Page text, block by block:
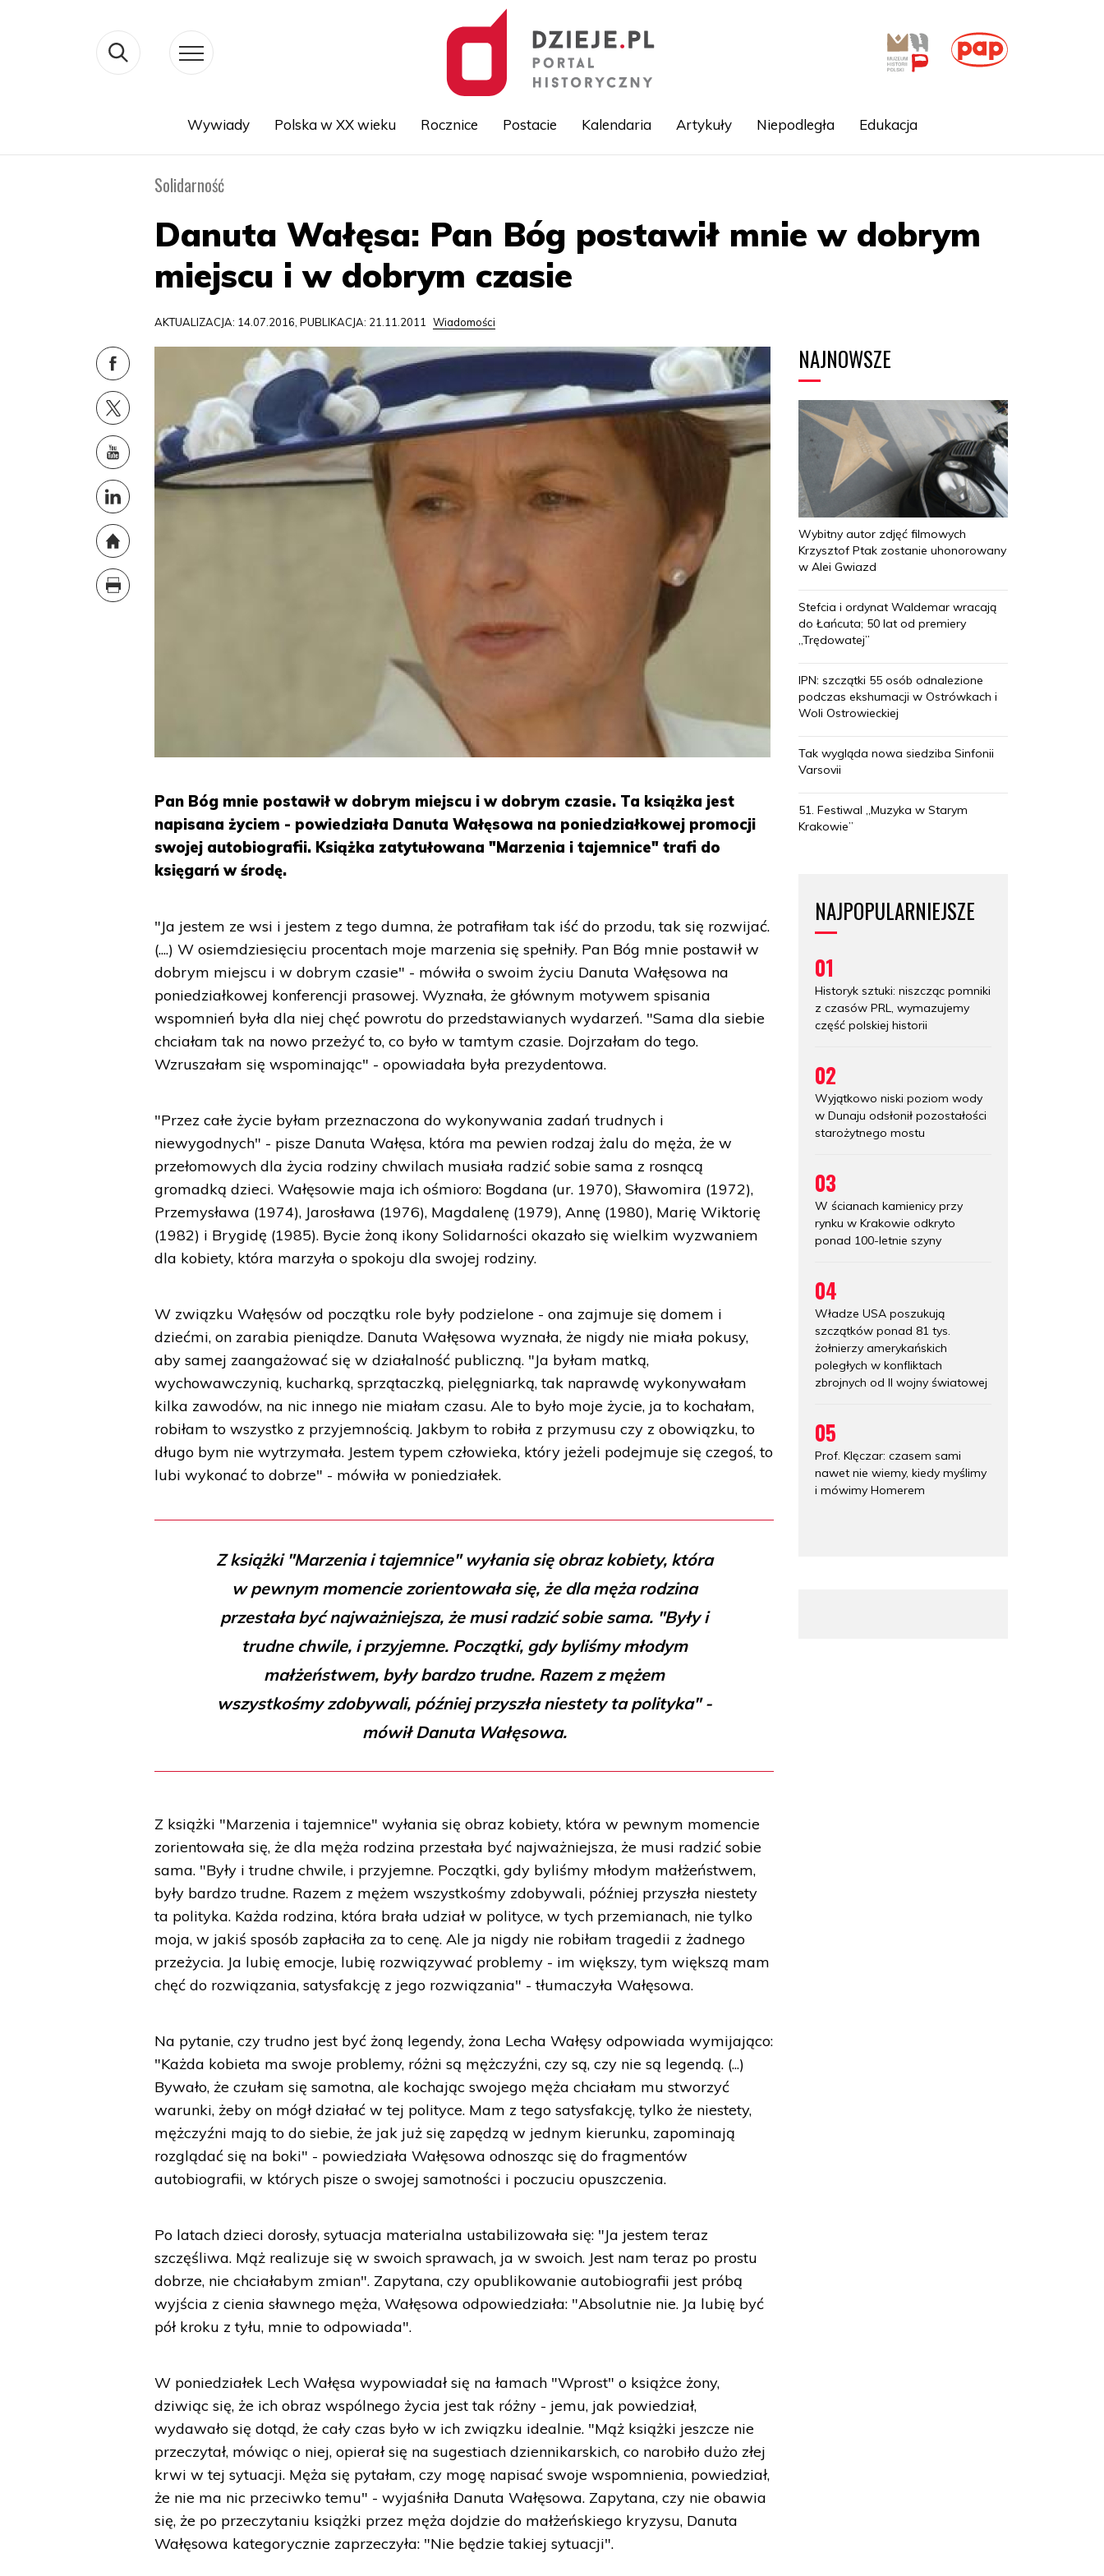
Wywiady Polska w XX wieku Rocznice Postacie Kalendaria Artykuły Niepodległa Edukacja
Solidarność
Danuta Wałęsa: Pan Bóg postawił mnie w dobrym
miejscu i w dobrym czasie
AKTUALIZACJA: 14.07.2016, PUBLIKACJA: 21.11.2011 Wiadomości
Pan Bóg mnie postawił w dobrym miejscu i w dobrym czasie. Ta książka jest
napisana życiem - powiedziała Danuta Wałęsowa na poniedziałkowej promocji
swojej autobiografii. Książka zatytułowana "Marzenia i tajemnice" trafi do
księgarń w środę.
"Ja jestem ze wsi i jestem z tego dumna, że potrafiłam tak iść do przodu, tak się rozwijać.
(....) W osiemdziesięciu procentach moje marzenia się spełniły. Pan Bóg mnie postawił w
dobrym miejscu i w dobrym czasie" - mówiła o swoim życiu Danuta Wałęsowa na
poniedziałkowej konferencji prasowej. Wyznała, że głównym motywem spisania
wspomnień była dla niej chęć powrotu do przedstawianych wydarzeń. "Sama dla siebie
chciałam tak na nowo przeżyć to, co było w tamtym czasie. Dojrzałam do tego.
Wzruszałam się wspominając" - opowiadała była prezydentowa.
"Przez całe życie byłam przeznaczona do wykonywania zadań trudnych i
niewygodnych" - pisze Danuta Wałęsa, która ma pewien rodzaj żalu do męża, że w
przełomowych dla życia rodziny chwilach musiała radzić sobie sama z rosnącą
gromadką dzieci. Wałęsowie maja ich ośmioro: Bogdana (ur. 1970), Sławomira (1972),
Przemysława (1974), Jarosława (1976), Magdalenę (1979), Annę (1980), Marię Wiktorię
(1982) i Brygidę (1985). Bycie żoną ikony Solidarności okazało się wielkim wyzwaniem
dla kobiety, która marzyła o spokoju dla swojej rodziny.
W związku Wałęsów od początku role były podzielone - ona zajmuje się domem i
dziećmi, on zarabia pieniądze. Danuta Wałęsowa wyznała, że nigdy nie miała pokusy,
aby samej zaangażować się w działalność publiczną. "Ja byłam matką,
wychowawczynią, kucharką, sprzątaczką, pielęgniarką, tak naprawdę wykonywałam
kilka zawodów, na nic innego nie miałam czasu. Ale to było moje życie, ja to kochałam,
robiłam to wszystko z przyjemnością. Jakbym to robiła z przymusu czy z obowiązku, to
długo bym nie wytrzymała. Jestem typem człowieka, który jeżeli podejmuje się czegoś, to
lubi wykonać to dobrze" - mówiła w poniedziałek.
Z książki "Marzenia i tajemnice" wyłania się obraz kobiety, która
w pewnym momencie zorientowała się, że dla męża rodzina
przestała być najważniejsza, że musi radzić sobie sama. "Były i
trudne chwile, i przyjemne. Początki, gdy byliśmy młodym
małżeństwem, były bardzo trudne. Razem z mężem
wszystkośmy zdobywali, później przyszła niestety ta polityka" -
mówił Danuta Wałęsowa.
Z książki "Marzenia i tajemnice" wyłania się obraz kobiety, która w pewnym momencie
zorientowała się, że dla męża rodzina przestała być najważniejsza, że musi radzić sobie
sama. "Były i trudne chwile, i przyjemne. Początki, gdy byliśmy młodym małżeństwem,
były bardzo trudne. Razem z mężem wszystkośmy zdobywali, później przyszła niestety
ta polityka. Każda rodzina, która brała udział w polityce, w tych przemianach, nie tylko
moja, w jakiś sposób zapłaciła za to cenę. Ale ja nigdy nie robiłam tragedii z żadnego
przeżycia. Ja lubię emocje, lubię rozwiązywać problemy - im większy, tym większą mam
chęć do rozwiązania, satysfakcję z jego rozwiązania" - tłumaczyła Wałęsowa.
Na pytanie, czy trudno jest być żoną legendy, żona Lecha Wałęsy odpowiada wymijająco:
"Każda kobieta ma swoje problemy, różni są mężczyźni, czy są, czy nie są legendą. (...)
Bywało, że czułam się samotna, ale kochając swojego męża chciałam mu stworzyć
warunki, żeby on mógł działać w tej polityce. Mam z tego satysfakcję, tylko że niestety,
mężczyźni mają to do siebie, że jak już się zapędzą w jednym kierunku, zapominają
rozglądać się na boki" - powiedziała Wałęsowa odnosząc się do fragmentów
autobiografii, w których pisze o swojej samotności i poczuciu opuszczenia.
Po latach dzieci dorosły, sytuacja materialna ustabilizowała się: "Ja jestem teraz
szczęśliwa. Mąż realizuje się w swoich sprawach, ja w swoich. Jest nam teraz po prostu
dobrze, nie chciałabym zmian". Zapytana, czy opublikowanie autobiografii jest próbą
wyjścia z cienia sławnego męża, Wałęsowa odpowiedziała: "Absolutnie nie. Ja lubię być
pół kroku z tyłu, mnie to odpowiada".
W poniedziałek Lech Wałęsa wypowiadał się na łamach "Wprost" o książce żony,
dziwiąc się, że ich obraz wspólnego życia jest tak różny - jemu, jak powiedział,
wydawało się dotąd, że cały czas było w ich związku idealnie. "Mąż książki jeszcze nie
przeczytał, mówiąc o niej, opierał się na sugestiach dziennikarskich, co narobiło dużo złej
krwi w tej sytuacji. Męża się pytałam, czy mogę napisać swoje wspomnienia, powiedział,
że nie ma nic przeciwko temu" - wyjaśniła Danuta Wałęsowa. Zapytana, czy nie obawia
się, że po przeczytaniu książki przez męża dojdzie do małżeńskiego kryzysu, Danuta
Wałęsowa kategorycznie zaprzeczyła: "Nie będzie takiej sytuacji".
NAJNOWSZE
Wybitny autor zdjęć filmowych
Krzysztof Ptak zostanie uhonorowany
w Alei Gwiazd
Stefcia i ordynat Waldemar wracają
do Łańcuta; 50 lat od premiery
„Trędowatej”
IPN: szczątki 55 osób odnalezione
podczas ekshumacji w Ostrówkach i
Woli Ostrowieckiej
Tak wygląda nowa siedziba Sinfonii
Varsovii
51. Festiwal „Muzyka w Starym
Krakowie”
NAJPOPULARNIEJSZE
01
Historyk sztuki: niszcząc pomniki
z czasów PRL, wymazujemy
część polskiej historii
02
Wyjątkowo niski poziom wody
w Dunaju odsłonił pozostałości
starożytnego mostu
03
W ścianach kamienicy przy
rynku w Krakowie odkryto
ponad 100-letnie szyny
04
Władze USA poszukują
szczątków ponad 81 tys.
żołnierzy amerykańskich
poległych w konfliktach
zbrojnych od II wojny światowej
05
Prof. Klęczar: czasem sami
nawet nie wiemy, kiedy myślimy
i mówimy Homerem